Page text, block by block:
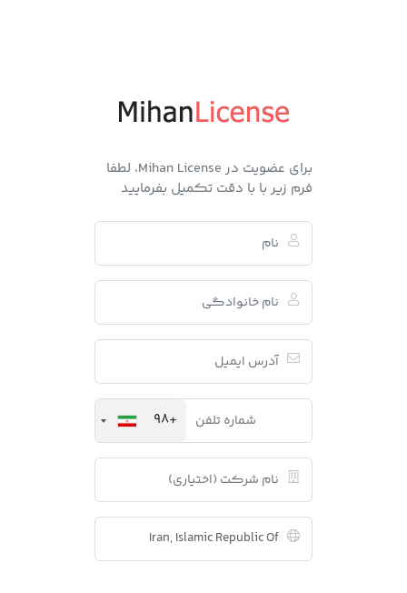
برای عضویت در Mihan License، لطفا
فرم زیر با با دقت تکمیل بفرمایید
+98